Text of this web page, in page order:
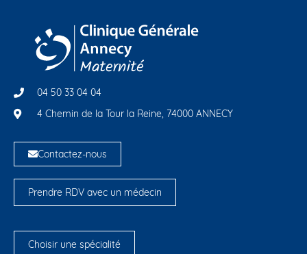
04 50 33 04 04
4 Chemin de la Tour la Reine, 74000 ANNECY
Contactez-nous
Prendre RDV avec un médecin
Choisir une spécialité